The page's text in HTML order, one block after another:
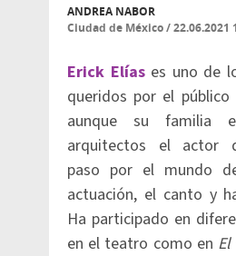
ANDREA NABOR
Ciudad de México/22.06.2021
Erick Elíases uno de
queridos por el público
aunque su familia
arquitectos el actor
paso por el mundo
actuación, el canto y
Ha participado en
en el teatro como en